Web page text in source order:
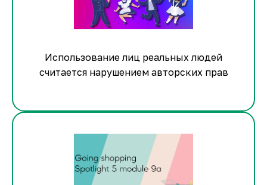
Использование лиц реальных людей
считается нарушением авторских прав